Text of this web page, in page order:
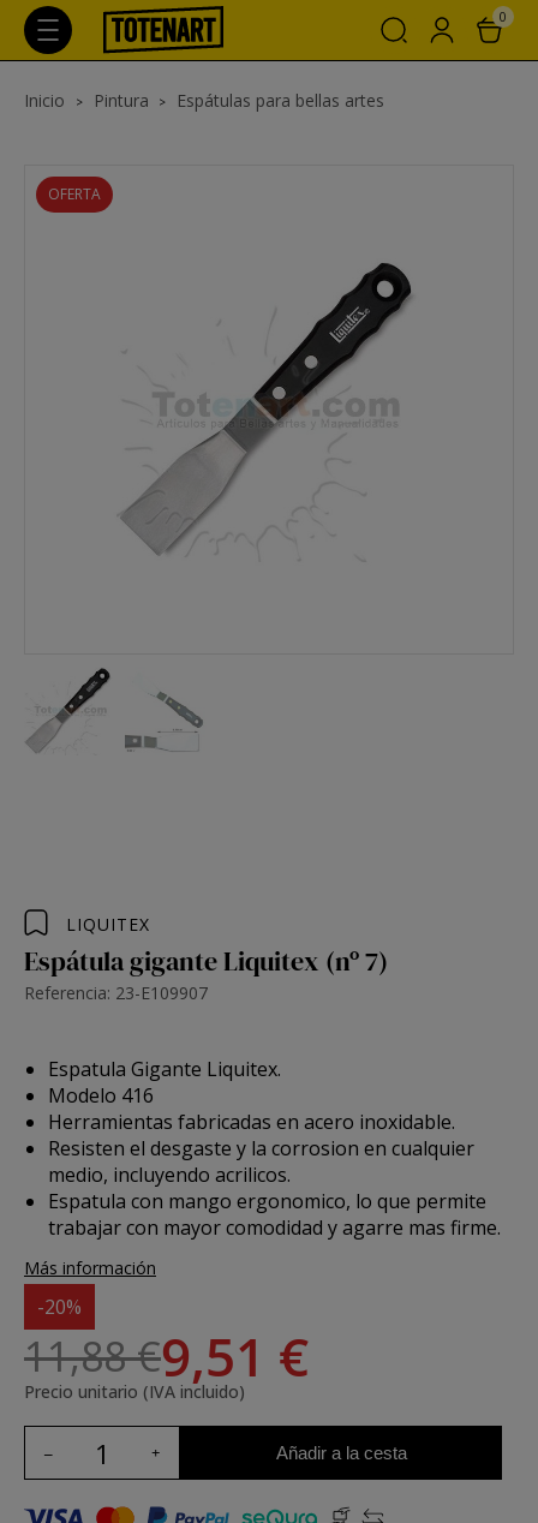
0
Inicio Pintura Espátulas para bellas artes
OFERTA
LIQUITEX
Espátula gigante Liquitex (nº 7)
Referencia: 23-E109907
Espatula Gigante Liquitex.
Modelo 416
Herramientas fabricadas en acero inoxidable.
Resisten el desgaste y la corrosion en cualquier
medio, incluyendo acrilicos.
Espatula con mango ergonomico, lo que permite
trabajar con mayor comodidad y agarre mas firme.
Más información
-20%
11,88 €9,51 €
Precio unitario (IVA incluido)
Añadir a la cesta